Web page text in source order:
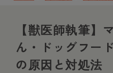
【獣医師執筆】
ん・ドッグフー
の原因と対処法